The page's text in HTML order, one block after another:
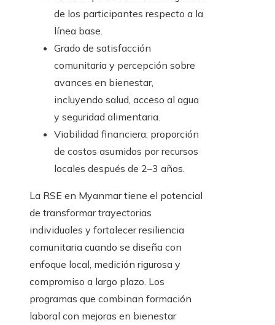
de los participantes respecto a la
línea base.
Grado de satisfacción
comunitaria y percepción sobre
avances en bienestar,
incluyendo salud, acceso al agua
y seguridad alimentaria.
Viabilidad financiera: proporción
de costos asumidos por recursos
locales después de 2–3 años.
La RSE en Myanmar tiene el potencial
de transformar trayectorias
individuales y fortalecer resiliencia
comunitaria cuando se diseña con
enfoque local, medición rigurosa y
compromiso a largo plazo. Los
programas que combinan formación
laboral con mejoras en bienestar